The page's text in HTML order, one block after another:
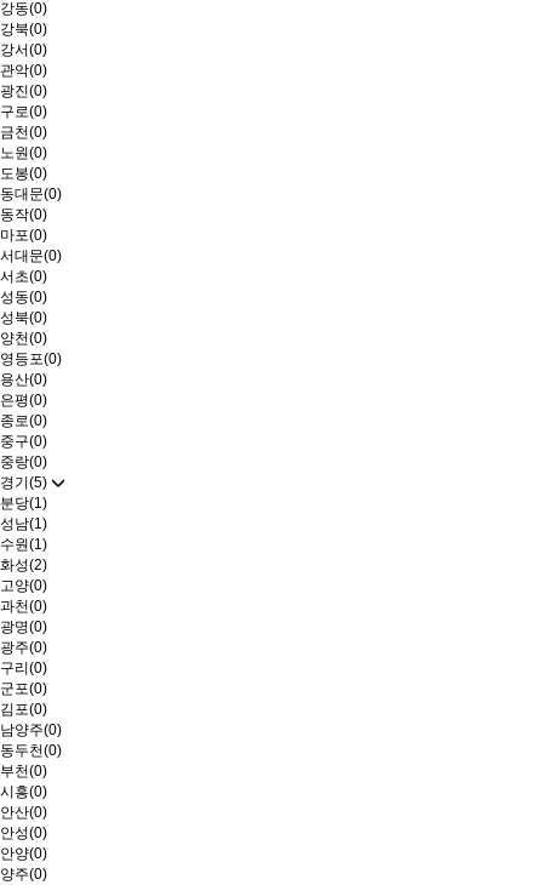
강동(0)
강북(0)
강서(0)
관악(0)
광진(0)
구로(0)
금천(0)
노원(0)
도봉(0)
동대문(0)
동작(0)
마포(0)
서대문(0)
서초(0)
성동(0)
성북(0)
양천(0)
영등포(0)
용산(0)
은평(0)
종로(0)
중구(0)
중랑(0)
경기(5)
분당(1)
성남(1)
수원(1)
화성(2)
고양(0)
과천(0)
광명(0)
광주(0)
구리(0)
군포(0)
김포(0)
남양주(0)
동두천(0)
부천(0)
시흥(0)
안산(0)
안성(0)
안양(0)
양주(0)